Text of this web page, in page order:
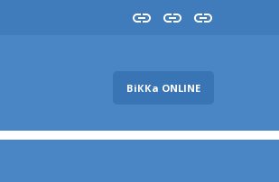
InstaYouTube
FB
ВіККа ONLINE